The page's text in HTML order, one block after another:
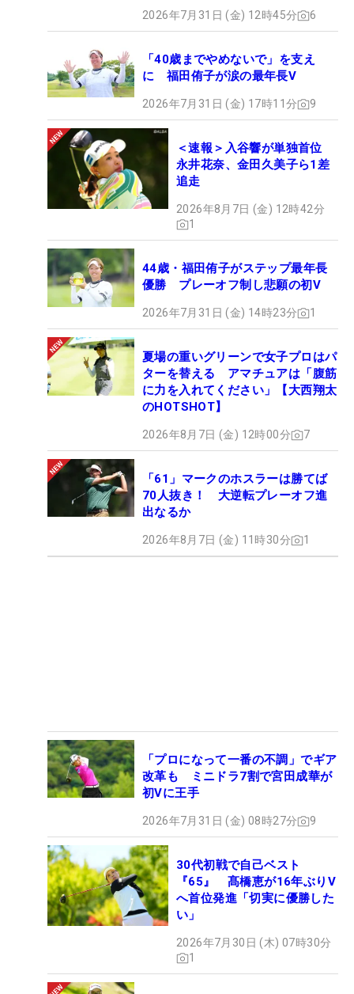
2026年7月31日 (金) 12時45分 6
「40歳までやめないで」を支え
に 福田侑子が涙の最年長V
2026年7月31日 (金) 17時11分 9
＜速報＞入谷響が単独首位
永井花奈、金田久美子ら1差
追走
2026年8月7日 (金) 12時42分
1
44歳・福田侑子がステップ最年長
優勝 プレーオフ制し悲願の初V
2026年7月31日 (金) 14時23分 1
夏場の重いグリーンで女子プロはパ
ターを替える アマチュアは「腹筋
に力を入れてください」【大西翔太
のHOTSHOT】
2026年8月7日 (金) 12時00分 7
「61」マークのホスラーは勝てば
70人抜き！ 大逆転プレーオフ進
出なるか
2026年8月7日 (金) 11時30分 1
「プロになって一番の不調」でギア
改革も ミニドラ7割で宮田成華が
初Vに王手
2026年7月31日 (金) 08時27分 9
30代初戦で自己ベスト
『65』 髙橋恵が16年ぶりV
へ首位発進「切実に優勝した
い」
2026年7月30日 (木) 07時30分
1